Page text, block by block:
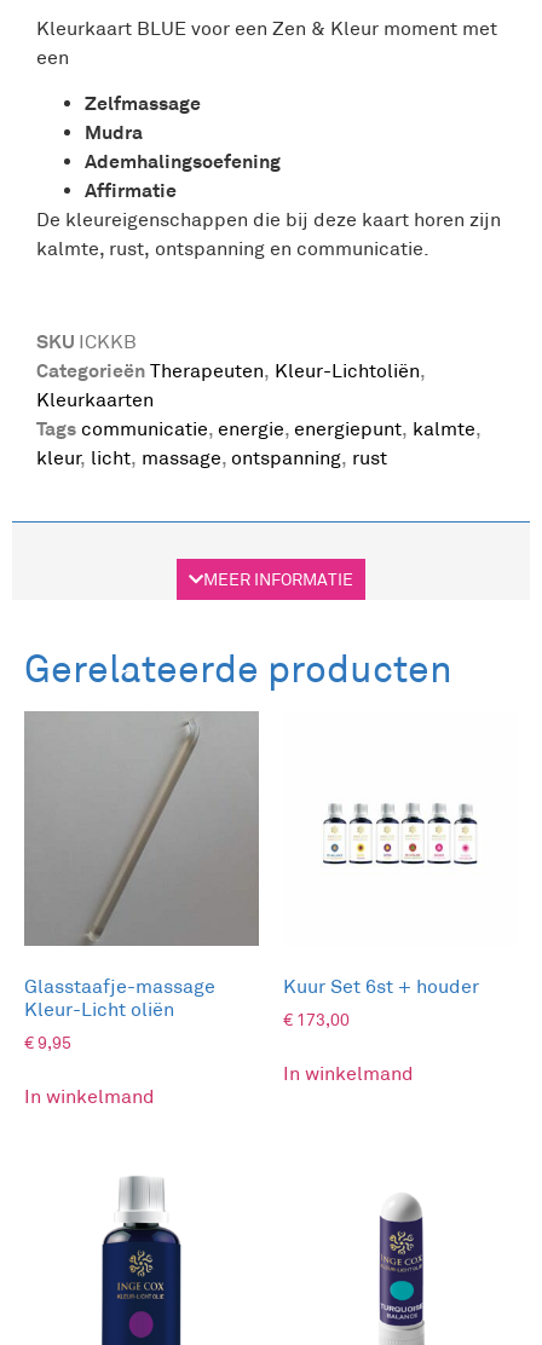
Kleurkaart BLUE voor een Zen & Kleur moment met
een
Zelfmassage
Mudra
Ademhalingsoefening
Affirmatie
De kleureigenschappen die bij deze kaart horen zijn
kalmte, rust, ontspanning en communicatie.
SKU ICKKB
Categorieën Therapeuten, Kleur-Lichtoliën,
Kleurkaarten
Tags communicatie, energie, energiepunt, kalmte,
kleur, licht, massage, ontspanning, rust
Aanvullende informatie
Beschrijving
Zen & Kleur Blue Relaxation
Wacht niet tot het perfecte moment maar pak
jouw kleurmoment en maak het perfect!
Deze Healthy with colours kaarten helpen je op
weg met een massage-zone,
ademhalingsoefening, mudra, affirmatie en een
meditatie afbeelding.
Een klein positief moment kan je dag veranderen.
Combineer je Zen & Kleur moment met de Inge
Cox Blue geurstick, Massage olie Blue, Badzout
Stem je geur en kleur af op jouw ontspanning,
MEER INFORMATIE
Gerelateerde producten
Glasstaafje-massage
Kleur-Licht oliën
€9,95
In winkelmand
Kuur Set 6st + houder
€ 173,00
In winkelmand